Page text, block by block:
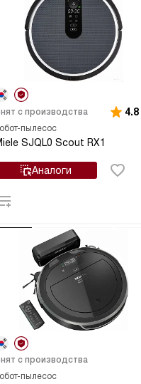
пылесос
SJQL0 Scout RX1
с производства 4.8
Аналоги
пылесос
с производства